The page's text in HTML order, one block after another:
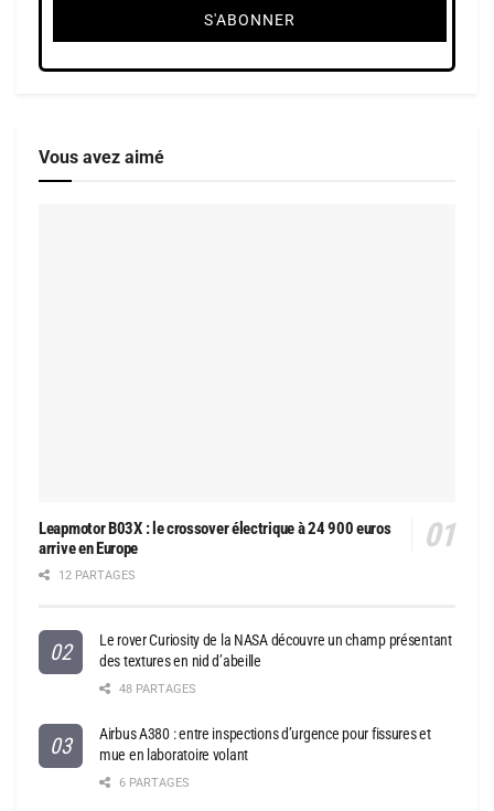
Vous avez aimé
Leapmotor B03X : le crossover électrique à 24 900 euros
arrive en Europe
12 PARTAGES
Le rover Curiosity de la NASA découvre un champ présentant
des textures en nid d’abeille
48 PARTAGES
Airbus A380 : entre inspections d’urgence pour fissures et
mue en laboratoire volant
6 PARTAGES